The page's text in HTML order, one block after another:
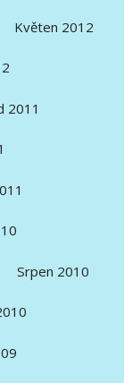
Květen 2012
2011
Srpen 2010